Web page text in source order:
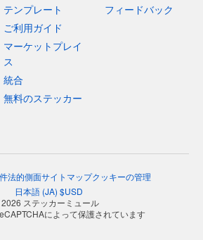
テンプレート
ご利用ガイド
マーケットプレイ
ス
統合
無料のステッカー
フィードバック
法的側面サイトマップクッキーの管理
日本語(JA) $USD
ステッカーミュール
によって保護されています